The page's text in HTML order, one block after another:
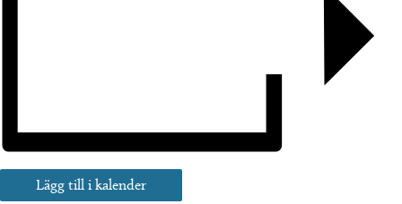
Lägg till i kalender